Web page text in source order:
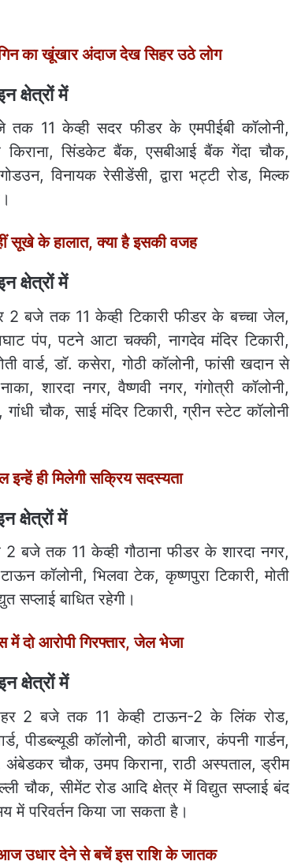
का खूंखार अंदाज देख सिहर उठे लोग
क्षेत्रों में
11 केव्ही सदर फीडर के एमपीईबी कॉलोनी,
किराना, सिंडकेट बैंक, एसबीआई बैंक गेंदा चौक,
विनायक रेसीडेंसी, द्वारा भट्टी रोड, मिल्क
सूखे के हालात, क्या है इसकी वजह
क्षेत्रों में
2 बजे तक 11 केव्ही टिकारी फीडर के बच्चा जेल,
पंप, पटने आटा चक्की, नागदेव मंदिर टिकारी,
वार्ड, डॉ. कसेरा, गोठी कॉलोनी, फांसी खदान से
शारदा नगर, वैष्णवी नगर, गंगोत्री कॉलोनी,
गांधी चौक, साई मंदिर टिकारी, ग्रीन स्टेट कॉलोनी
ही मिलेगी सक्रिय सदस्यता
क्षेत्रों में
बजे तक 11 केव्ही गौठाना फीडर के शारदा नगर,
कॉलोनी, भिलवा टेक, कृष्णपुरा टिकारी, मोती
सप्लाई बाधित रहेगी।
दो आरोपी गिरफ्तार, जेल भेजा
क्षेत्रों में
2 बजे तक 11 केव्ही टाऊन-2 के लिंक रोड,
पीडब्ल्यूडी कॉलोनी, कोठी बाजार, कंपनी गार्डन,
अंबेडकर चौक, उमप किराना, राठी अस्पताल, ड्रीम
चौक, सीमेंट रोड आदि क्षेत्र में विद्युत सप्लाई बंद
में परिवर्तन किया जा सकता है।
देने से बचें इस राशि के जातक